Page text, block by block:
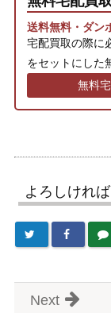
送料無料・ダン
宅配買取の際に
をセットにした
無料
よろしけれ
Next